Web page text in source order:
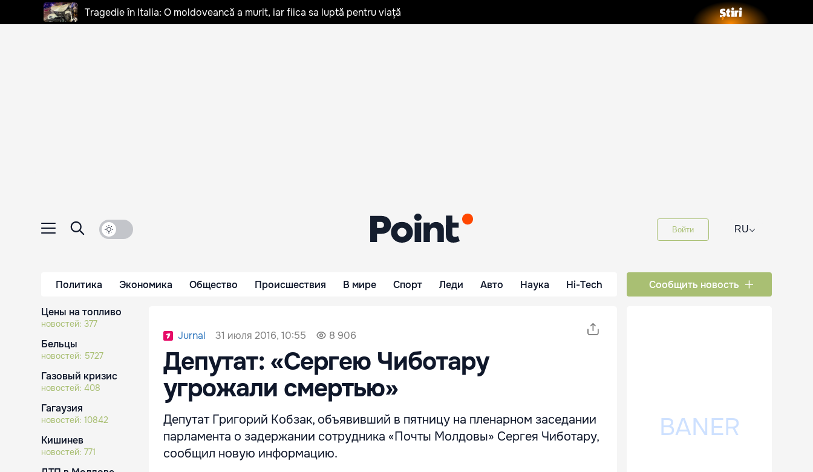
Tragedie în Italia: O moldoveancă a murit, iar fiica sa luptă pentru viață
Войти RU⌵
Политика Экономика Общество Происшествия В мире Спорт Леди Авто Наука Hi-Tech Сообщить новость
Цены на топливо
новостей: 377
Бельцы
новостей: 5727
Газовый кризис
новостей: 408
Гагаузия
новостей: 10842
Кишинев
новостей: 771
Jurnal 31 июля 2016, 10:55 8 906
Депутат: «Сергею Чиботару
угрожали смертью»
Депутат Григорий Кобзак, объявивший в пятницу на пленарном заседании
парламента о задержании сотрудника «Почты Молдовы» Сергея Чиботару,
сообщил новую информацию.